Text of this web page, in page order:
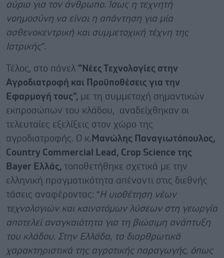
αύριο για τον άνθρωπο. Ίσως η τεχνητή
νοημοσύνη να είναι η απάντηση για μία
ασθενοκεντρική και συμμετοχική τέχνη της
Ιατρικής”.
Τέλος, στο πάνελ "Νέες Τεχνολογίες στην
Αγροδιατροφή και Προϋποθέσεις για την
Εφαρμογή τους", με τη συμμετοχή σημαντικών
εκπροσώπων του κλάδου, αναδείχθηκαν οι
τελευταίες εξελίξεις στον χώρο της
αγροδιατροφής. Ο κ. Μανώλης Παναγιωτόπουλος,
Country Commercial Lead, Crop Science της
Bayer Ελλάς, τοποθετήθηκε σχετικά με την
ελληνική πραγματικότητα απέναντι στις διεθνής
τάσεις αναφέροντας: “Η υιοθέτηση νέων
τεχνολογιών και καινοτόμων λύσεων στη γεωργία
αποτελεί αναγκαιότητα για τη βιώσιμη ανάπτυξη
του κλάδου. Στην Ελλάδα, τα διαρθρωτικά
χαρακτηριστικά της αγροτικής παραγωγής, όπως